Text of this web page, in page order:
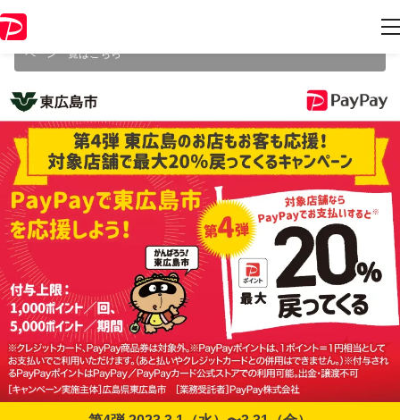
ジ内の情報はキャンペーン終了時点のものになります。
ペーン一覧はこちら